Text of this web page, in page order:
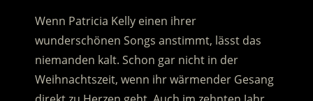
Wenn Patricia Kelly einen ihrer
wunderschönen Songs anstimmt, lässt das
niemanden kalt. Schon gar nicht in der
Weihnachtszeit, wenn ihr wärmender Gesang